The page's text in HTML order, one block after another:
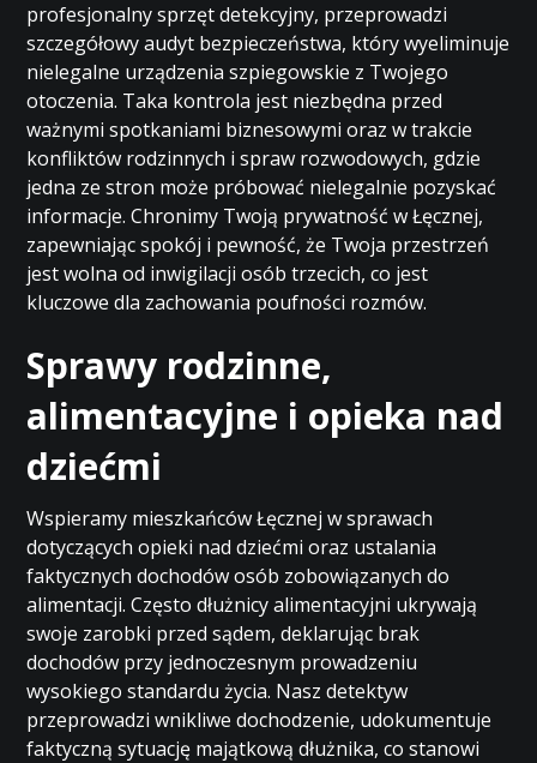
profesjonalny sprzęt detekcyjny, przeprowadzi
szczegółowy audyt bezpieczeństwa, który wyeliminuje
nielegalne urządzenia szpiegowskie z Twojego
otoczenia. Taka kontrola jest niezbędna przed
ważnymi spotkaniami biznesowymi oraz w trakcie
konfliktów rodzinnych i spraw rozwodowych, gdzie
jedna ze stron może próbować nielegalnie pozyskać
informacje. Chronimy Twoją prywatność w Łęcznej,
zapewniając spokój i pewność, że Twoja przestrzeń
jest wolna od inwigilacji osób trzecich, co jest
kluczowe dla zachowania poufności rozmów.
Sprawy rodzinne,
alimentacyjne i opieka nad
dziećmi
Wspieramy mieszkańców Łęcznej w sprawach
dotyczących opieki nad dziećmi oraz ustalania
faktycznych dochodów osób zobowiązanych do
alimentacji. Często dłużnicy alimentacyjni ukrywają
swoje zarobki przed sądem, deklarując brak
dochodów przy jednoczesnym prowadzeniu
wysokiego standardu życia. Nasz detektyw
przeprowadzi wnikliwe dochodzenie, udokumentuje
faktyczną sytuację majątkową dłużnika, co stanowi